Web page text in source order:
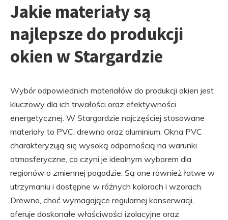
Jakie materiały są
najlepsze do produkcji
okien w Stargardzie
Wybór odpowiednich materiałów do produkcji okien jest
kluczowy dla ich trwałości oraz efektywności
energetycznej. W Stargardzie najczęściej stosowane
materiały to PVC, drewno oraz aluminium. Okna PVC
charakteryzują się wysoką odpornością na warunki
atmosferyczne, co czyni je idealnym wyborem dla
regionów o zmiennej pogodzie. Są one również łatwe w
utrzymaniu i dostępne w różnych kolorach i wzorach.
Drewno, choć wymagające regularnej konserwacji,
oferuje doskonałe właściwości izolacyjne oraz